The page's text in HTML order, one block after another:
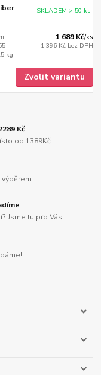
kg
1 689 Kč/ks
1 396 Kč bez DPH
SKLADEM > 50 ks
Zvolit variantu
Kč
od 1389Kč
Jsme tu pro Vás.